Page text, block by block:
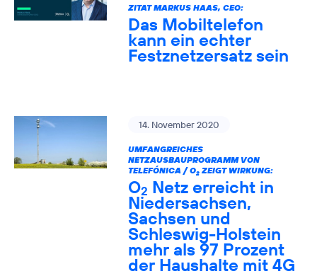
ZITAT MARKUS HAAS, CEO:
Das Mobiltelefon
kann ein echter
Festznetzersatz sein
14. November 2020
UMFANGREICHES
NETZAUSBAUPROGRAMM VON
TELEFÓNICA / O2ZEIGT WIRKUNG:
O2 Netz erreicht in
Niedersachsen,
Sachsen und
Schleswig-Holstein
mehr als 97 Prozent
der Haushalte mit 4G